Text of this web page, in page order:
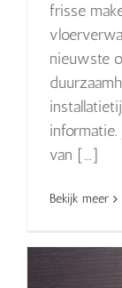
frisse
nieuwste
informatie.
van [...]
Bekijk meer